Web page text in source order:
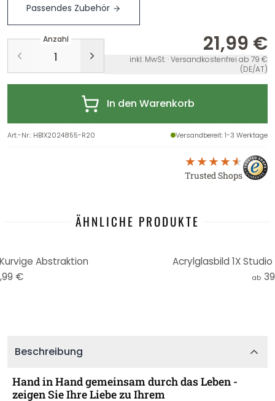
Passendes Zubehör
Anzahl 21,99 €
inkl. MwSt. · Versandkostenfrei ab 79 €
(DE/AT)
In den Warenkorb
Art.-Nr.: HB1X2024855-R20 Versandbereit: 1-3 Werktage
Trusted Shops
ÄHNLICHE PRODUKTE
Abstraktion
€
Acrylglasbild 1X
ab
Beschreibung
Hand in Hand gemeinsam durch das Leben -
zeigen Sie Ihre Liebe zu Ihrem